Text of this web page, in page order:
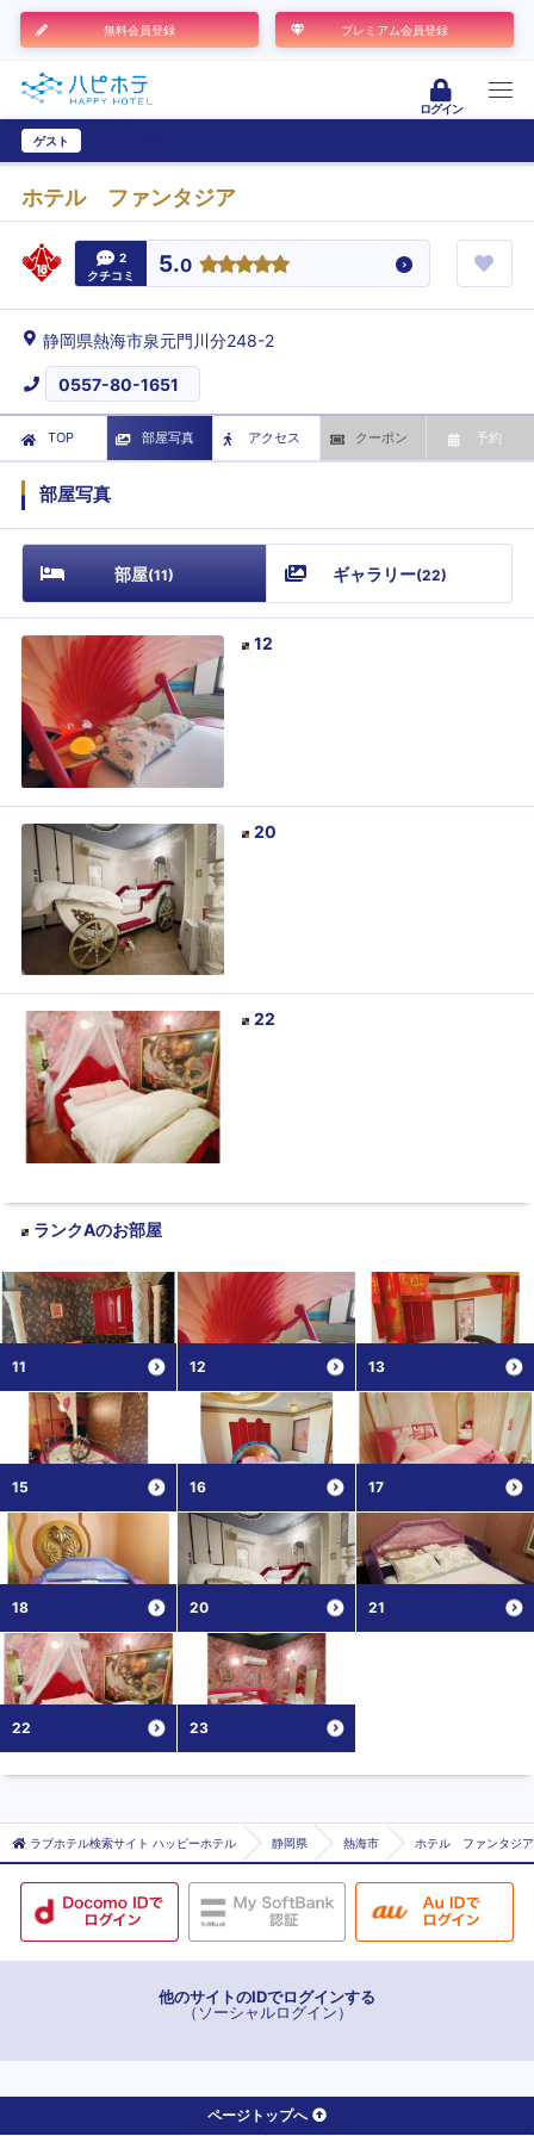
無料会員登録 プレミアム会員登録
ログイン
ゲスト
ホテル ファンタジア
2
クチコミ
5.0
静岡県熱海市泉元門川分248-2
0557-80-1651
TOP 部屋写真 アクセス クーポン 予約
部屋写真
部屋(11) ギャラリー(22)
12
20
22
ランクAのお部屋
11 12 13
15 16 17
18 20 21
22 23
ラブホテル検索サイト ハッピーホテル 静岡県 熱海市 ホテル ファンタジ
他のサイトのIDでログインする
（ソーシャルログイン）
ページトップへ